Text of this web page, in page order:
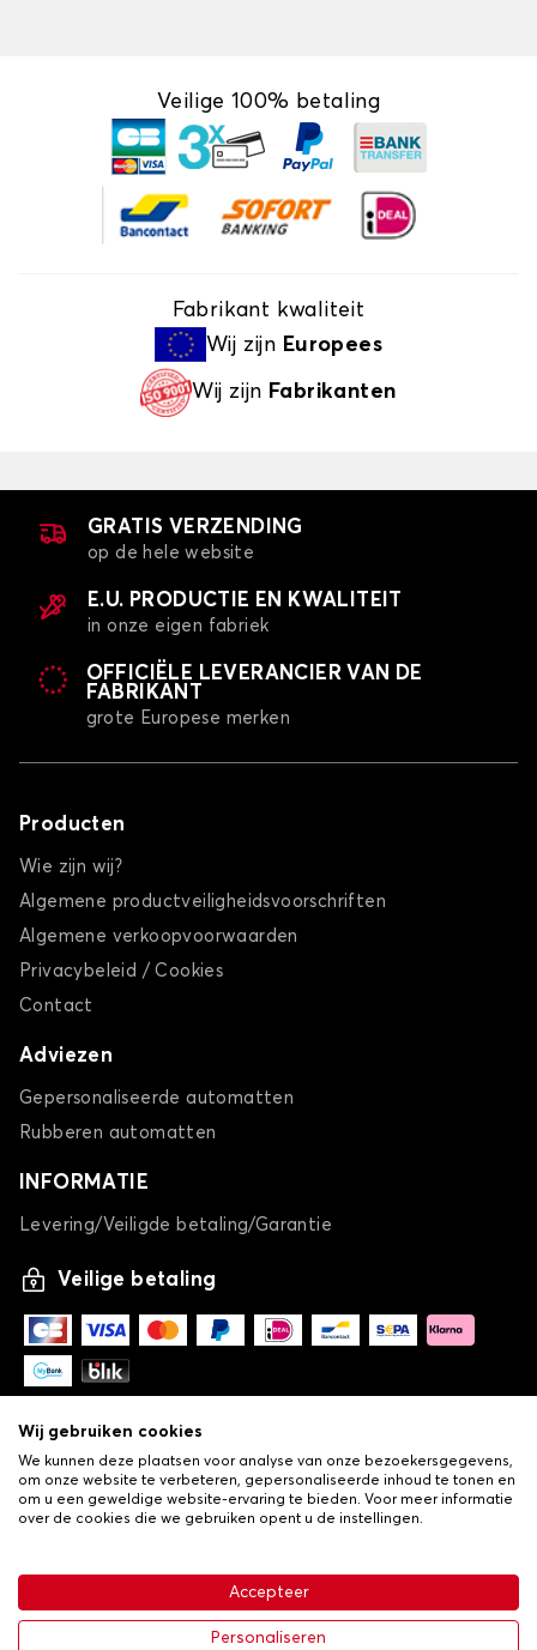
€ 113,43
Veilige 100% betaling
Fabrikant kwaliteit
Wij zijn Europees
Wij zijn Fabrikanten
GRATIS VERZENDING
op de hele website
E.U. PRODUCTIE EN KWALITEIT
in onze eigen fabriek
OFFICIËLE LEVERANCIER VAN DE
FABRIKANT
grote Europese merken
Producten
Wie zijn wij?
Algemene productveiligheidsvoorschriften
Algemene verkoopvoorwaarden
Privacybeleid / Cookies
Contact
Adviezen
Gepersonaliseerde automatten
Rubberen automatten
INFORMATIE
Levering/Veiligde betaling/Garantie
Veilige betaling
Algemene verkoopvoorwaarden•Privacy- en cookiebeleid
•Livraison
Wij gebruiken cookies
We kunnen deze plaatsen voor analyse van onze bezoekersgegevens,
om onze website te verbeteren, gepersonaliseerde inhoud te tonen en
om u een geweldige website-ervaring te bieden. Voor meer informatie
over de cookies die we gebruiken opent u de instellingen.
Accepteer
Personaliseren